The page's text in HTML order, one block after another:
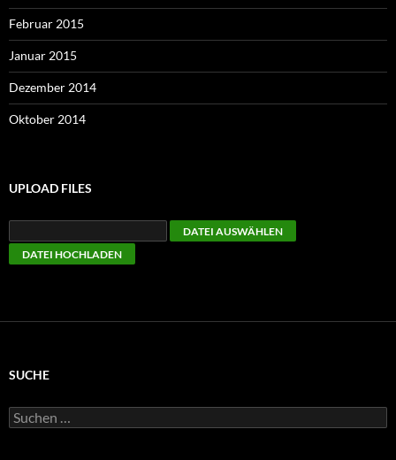
Februar 2015
Januar 2015
Dezember 2014
Oktober 2014
UPLOAD FILES
SUCHE
Suchen
nach: